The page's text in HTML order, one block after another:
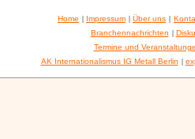
Home | Impressum | Über uns |
Branchennachrichten |
Termine und
AK Internationalismus IG Metall Berlin |